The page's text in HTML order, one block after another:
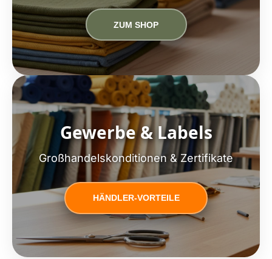
ZUM SHOP
Gewerbe & Labels
Großhandelskonditionen & Zertifikate
HÄNDLER-VORTEILE